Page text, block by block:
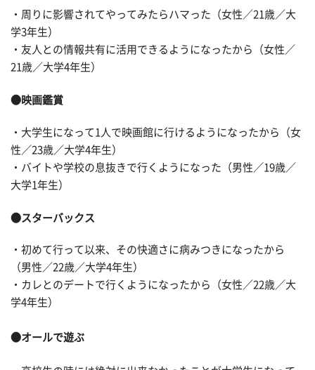
・周りに影響されてやってみたらハマった（女性／21歳／大
学3年生）
・友人との情報共有に活用できるようになったから（女性／
21歳／大学4年生）
●映画鑑賞
・大学生になって1人で映画館に行けるようになったから（女
性／23歳／大学4年生）
・バイトや学校の息抜きで行くようになった（男性／19歳／
大学1年生）
●スターバックス
・初めて行って以来、その快適さに病みつきになったから
（男性／22歳／大学4年生）
・カレとのデートで行くようになったから（女性／22歳／大
学4年生）
●オールで遊ぶ